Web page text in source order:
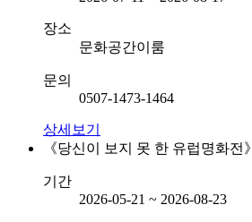
장소
문화공간이룸
문의
0507-1473-1464
상세보기
《당신이 보지 못 한 유럽명화전》
기간
2026-05-21 ~ 2026-08-23